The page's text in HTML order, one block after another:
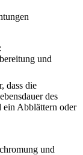
:
und
dass die
des
Abblättern oder
und